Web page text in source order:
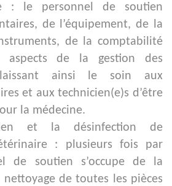
: le personnel de soutien
de l’équipement, de la
de la comptabilité
aspects de la gestion des
laissant ainsi le soin aux
et aux technicien(e)s d’être
la médecine.
et la désinfection de
: plusieurs fois par
de soutien s’occupe de la
de toutes les pièces